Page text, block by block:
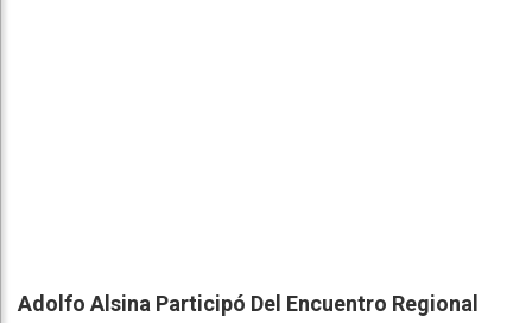
Adolfo Alsina Participó Del Encuentro Regional